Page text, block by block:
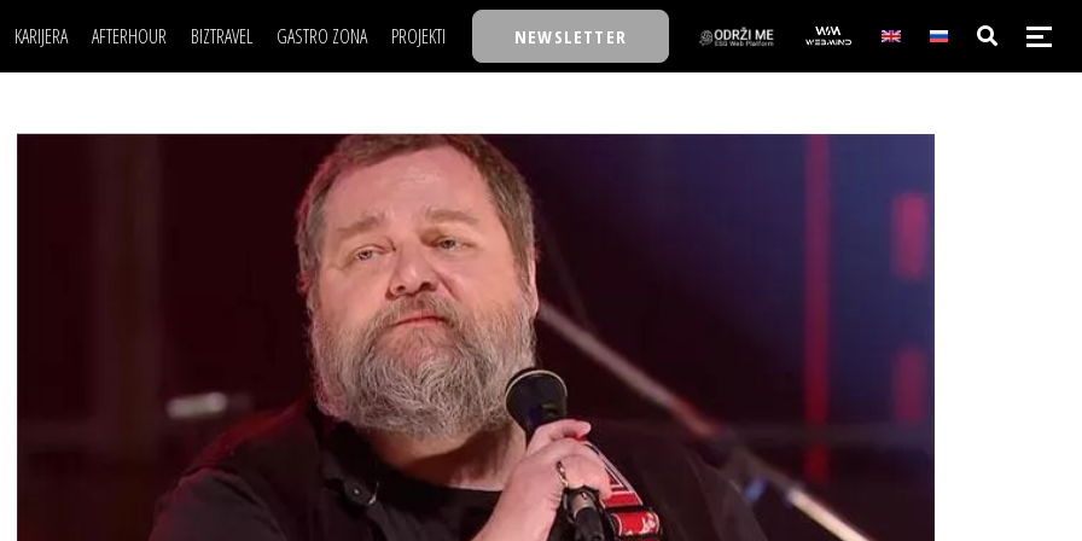
KARIJERA AFTERHOUR BIZTRAVEL GASTRO ZONA PROJEKTI
TASTY TALKS
30 ISPOD 30
BACK TO OFFICE/SCHOOL
BIZBENDOVI
BIZKOLEGIJUM
BMW BIZNIS LIGA
BIZLIFE WEEK
IZJAVA GODINE
NEWSLETTER
POSAO
MOJ UGAO
FILM I SCENA
AUTO SVET
NAJKOLEGA
30 ISPOD 30
BACK TO OFFICE/SCHOOL
BIZBENDOVI
BIZKOLEGIJUM
BMW BIZNIS LIGA
BIZLIFE WEEK
IZJAVA GODINE